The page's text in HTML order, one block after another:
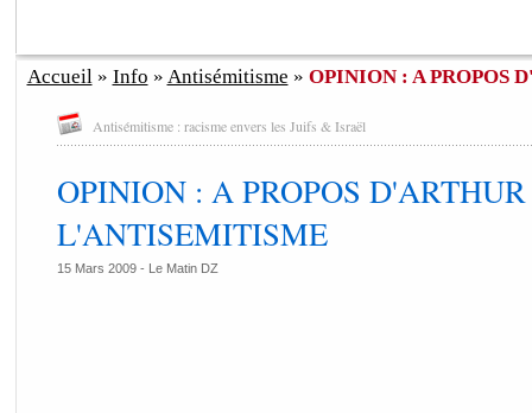
Accueil» Info » Antisémitisme » OPINION : A PROPOS
Antisémitisme : racisme envers les Juifs & Israël
OPINION : A PROPOS
L'ANTISEMITISME
15 Mars 2009 - Le Matin DZ